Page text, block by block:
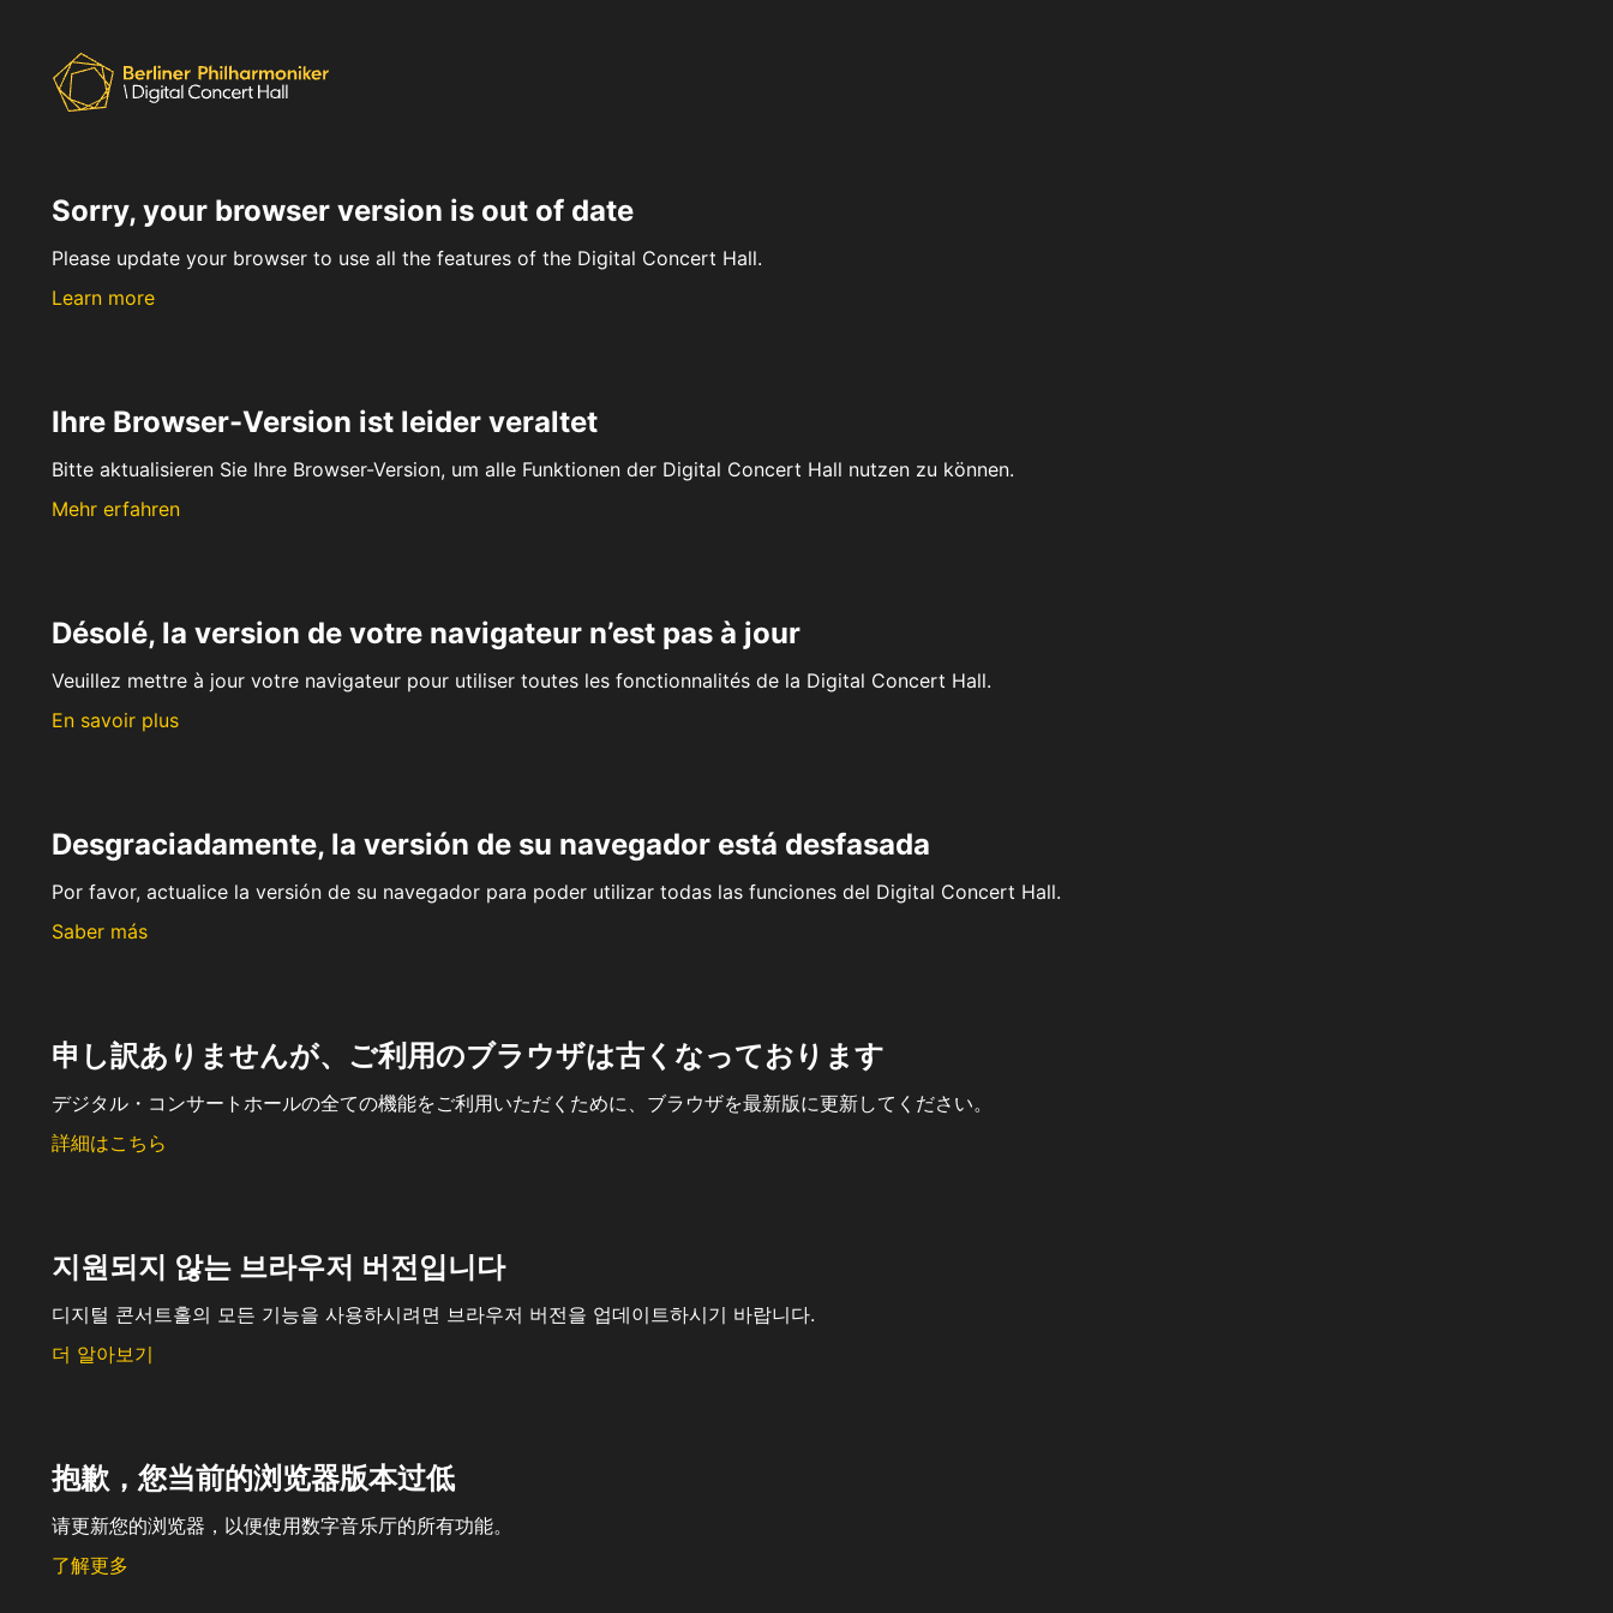
Sorry, your browser version is out of date
Please update your browser to use all the features of the Digital Concert Hall.
Learn more
Ihre Browser-Version ist leider veraltet
Bitte aktualisieren Sie Ihre Browser-Version, um alle Funktionen der Digital Concert Hall nutzen zu können.
Mehr erfahren
Désolé, la version de votre navigateur n’est pas à jour
Veuillez mettre à jour votre navigateur pour utiliser toutes les fonctionnalités de la Digital Concert Hall.
En savoir plus
Desgraciadamente, la versión de su navegador está desfasada
Por favor, actualice la versión de su navegador para poder utilizar todas las funciones del Digital Concert Hall.
Saber más
申し訳ありませんが、ご利用のブラウザは古くなっております
デジタル・コンサートホールの全ての機能をご利用いただくために、ブラウザを最新版に更新してください。
詳細はこちら
지원되지 않는 브라우저 버전입니다
디지털 콘서트홀의 모든 기능을 사용하시려면 브라우저 버전을 업데이트하시기 바랍니다.
더 알아보기
抱歉，您当前的浏览器版本过低
请更新您的浏览器，以便使用数字音乐厅的所有功能。
了解更多